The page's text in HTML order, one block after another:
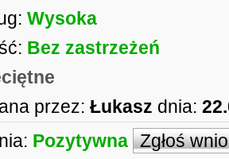
Wysoka
Bez zastrzeżeń
przez: Łukasz dnia:
Pozytywna Zgłoś